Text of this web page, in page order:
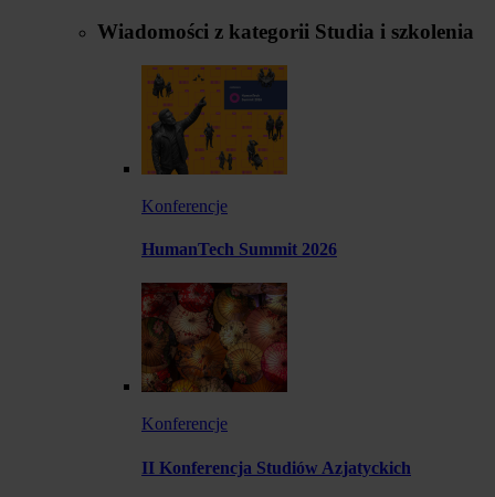
Wiadomości z kategorii Studia i szkolenia
Konferencje
HumanTech Summit 2026
Konferencje
II Konferencja Studiów Azjatyckich